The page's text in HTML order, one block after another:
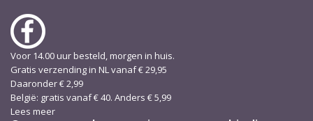
Voor 14.00 uur besteld, morgen in huis.
Gratis verzending in NL vanaf € 29,95
Daaronder € 2,99
België: gratis vanaf € 40. Anders € 5,99
Lees meer